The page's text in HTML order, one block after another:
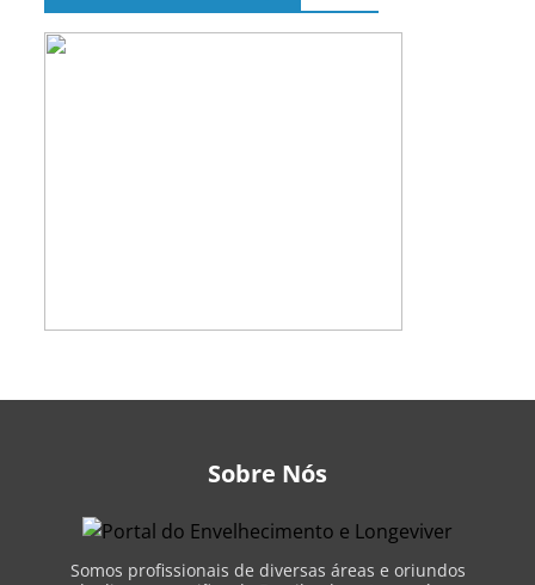
Sobre Nós
Somos profissionais de diversas áreas e oriundos